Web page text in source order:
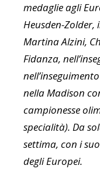
medaglie agli
Heusden-Zolder,
Martina Alzini,
Fidanza,
nella Madison
campionesse
specialità). Da
settima, con i
degli Europei.